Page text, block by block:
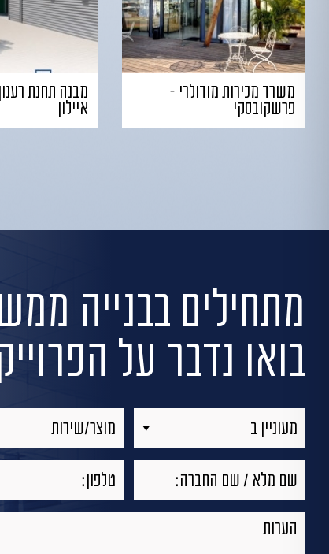
משרד מכירות מודולרי –
פרשקובסקי
מבנה תחנת
איילון
מתחילים בבנייה
בואו נדבר על